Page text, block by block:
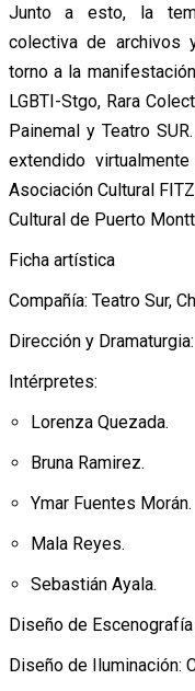
Junto a esto, la
colectiva de archivos
torno a la
LGBTI-Stgo, Rara
Painemal y Teatro
extendido
Asociación Cultural
Cultural de Puerto
Ficha artística
Compañía: Teatro Sur,
Dirección y
Intérpretes:
Lorenza Quezada.
Bruna Ramirez.
Ymar Fuentes Morán.
Mala Reyes.
Sebastián Ayala.
Diseño de
Diseño de Iluminación: